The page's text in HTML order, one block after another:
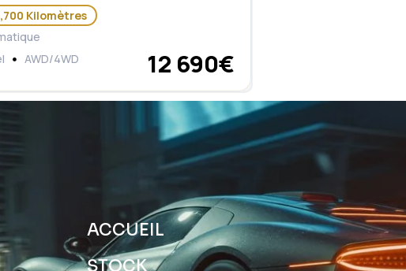
Kilomètres
AWD/4WD 12 690€
ACCUEIL
STOCK